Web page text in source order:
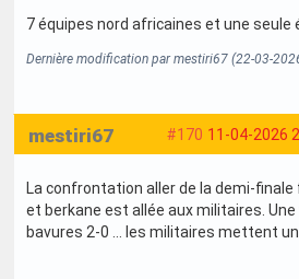
7 équipes nord africaines et une seule
Dernière modification par mestiri67 (22-03-
#170 11-04-2026
mestiri67
La confrontation aller de la demi-finale
et berkane est allée aux militaires.
bavures 2-0 … les militaires mettent